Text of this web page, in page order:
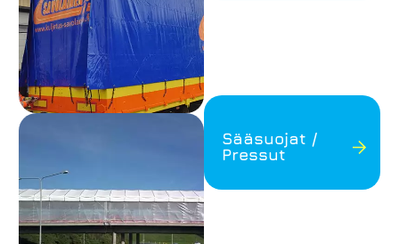
Sääsuojat /
Pressut